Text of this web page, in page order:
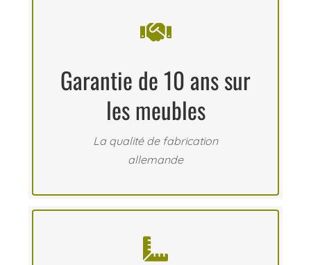

Garantie de 10 ans sur
les meubles
La qualité de fabrication
allemande
